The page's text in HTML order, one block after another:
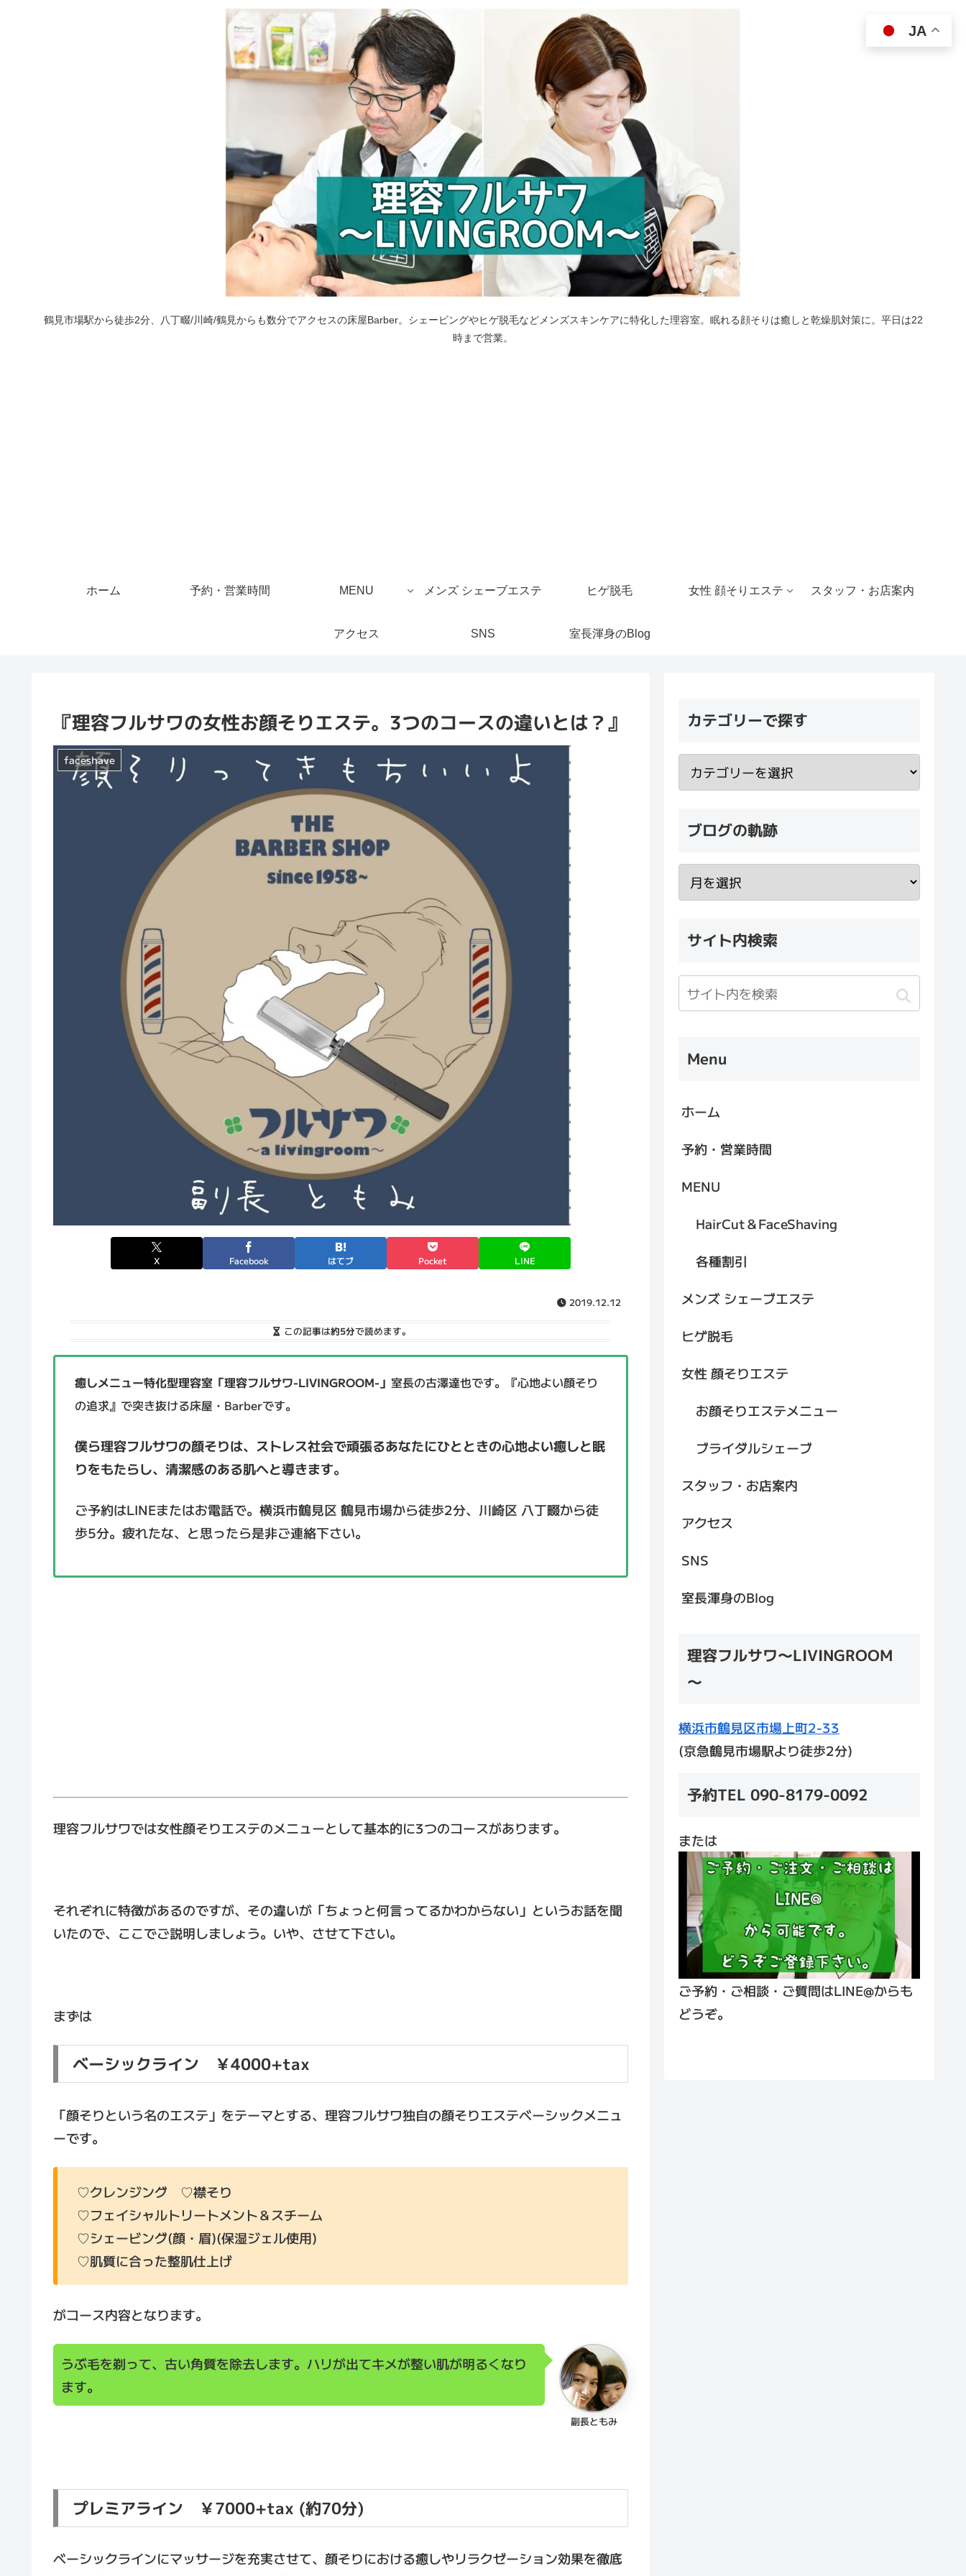
鶴見市場駅から徒歩2分、八丁畷/川崎/鶴見からも数分でアクセスの床屋Barber。シェービングやヒゲ脱毛などメンズスキンケアに特化した理容室。眠れる顔そりは癒しと乾燥肌対策に。平日は22
時まで営業。
ホーム 予約・営業時間 MENU メンズ シェーブエステ ヒゲ脱毛 女性 顔そりエステ スタッフ・お店案内
アクセス SNS 室長渾身のBlog
『理容フルサワの女性お顔そりエステ。3つのコースの違いとは？』
faceshave
X Facebook はてブ Pocket LINE
2019.12.12
この記事は約5分で読めます。
癒しメニュー特化型理容室「理容フルサワ-LIVINGROOM-」 室長の古澤達也です。『心地よい顔そり
の追求』で突き抜ける床屋・Barberです。
僕ら理容フルサワの顔そりは、ストレス社会で頑張るあなたにひとときの心地よい癒しと眠
りをもたらし、清潔感のある肌へと導きます。
ご予約はLINEまたはお電話で。横浜市鶴見区 鶴見市場から徒歩2分、川崎区 八丁畷から徒
歩5分。疲れたな、と思ったら是非ご連絡下さい。
理容フルサワでは女性顔そりエステのメニューとして基本的に3つのコースがあります。
それぞれに特徴があるのですが、その違いが「ちょっと何言ってるかわからない」というお話を聞
いたので、ここでご説明しましょう。いや、させて下さい。
まずは
ベーシックライン ￥4000+tax
「顔そりという名のエステ」をテーマとする、理容フルサワ独自の顔そりエステベーシックメニュ
ーです。
♡クレンジング ♡襟そり
♡フェイシャルトリートメント＆スチーム
♡シェービング(顔・眉)(保湿ジェル使用)
♡肌質に合った整肌仕上げ
がコース内容となります。
副長ともみ
うぶ毛を剃って、古い角質を除去します。ハリが出てキメが整い肌が明るくなり
ます。
プレミアライン ￥7000+tax (約70分)
ベーシックラインにマッサージを充実させて、顔そりにおける癒しやリラクゼーション効果を徹底
カテゴリーで探す
ブログの軌跡
サイト内検索
Menu
ホーム
予約・営業時間
MENU
HairCut＆FaceShaving
各種割引
メンズ シェーブエステ
ヒゲ脱毛
女性 顔そりエステ
お顔そりエステメニュー
ブライダルシェーブ
スタッフ・お店案内
アクセス
SNS
室長渾身のBlog
理容フルサワ～LIVINGROOM
～
横浜市鶴見区市場上町2-33
(京急鶴見市場駅より徒歩2分)
予約TEL 090-8179-0092
または
ご予約・ご相談・ご質問はLINE@からも
どうぞ。
JA